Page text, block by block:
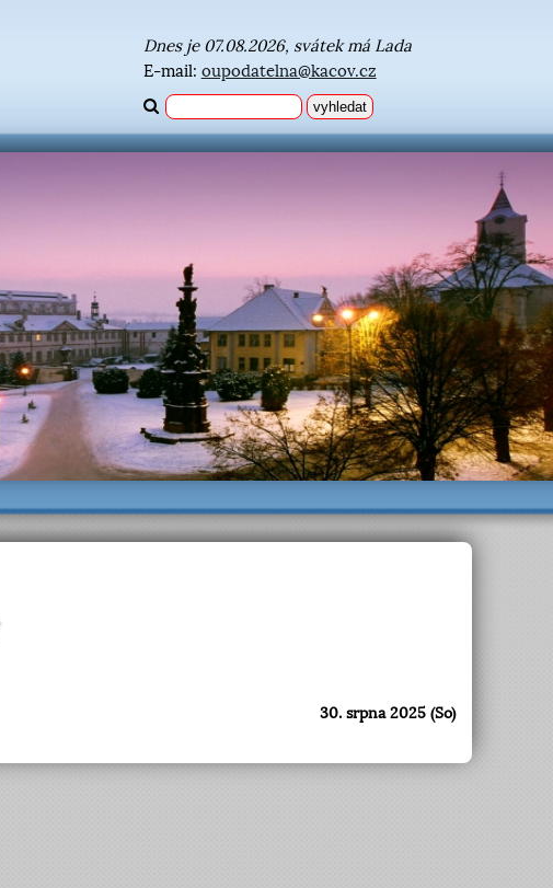
Dnes je 07.08.2026, svátek má Lada
E-mail: oupodatelna@kacov.cz
30. srpna 2025 (So)